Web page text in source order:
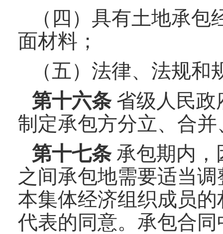
（四）具有土地承
面材料；
（五）法律、法规
第十六条省级人民政
制定承包方分立、合
第十七条承包期内，
之间承包地需要适当
本集体经济组织成员
代表的同意。承包合